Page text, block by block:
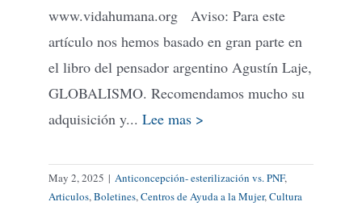
www.vidahumana.org Aviso: Para este
artículo nos hemos basado en gran parte en
el libro del pensador argentino Agustín Laje,
GLOBALISMO. Recomendamos mucho su
adquisición y... Lee mas >
May 2, 2025 | Anticoncepción- esterilización vs. PNF,
Articulos, Boletines, Centros de Ayuda a la Mujer, Cultura